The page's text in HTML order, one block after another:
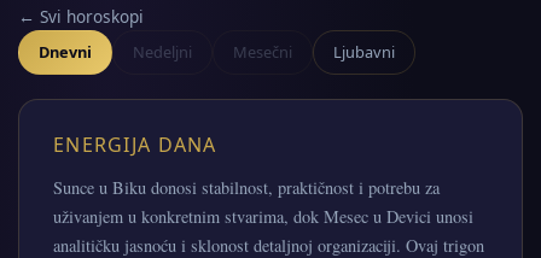
← Svi horoskopi
Dnevni Nedeljni Mesečni Ljubavni
ENERGIJA DANA
Sunce u Biku donosi stabilnost, praktičnost i potrebu za
uživanjem u konkretnim stvarima, dok Mesec u Devici unosi
analitičku jasnoću i sklonost detaljnoj organizaciji. Ovaj trigon